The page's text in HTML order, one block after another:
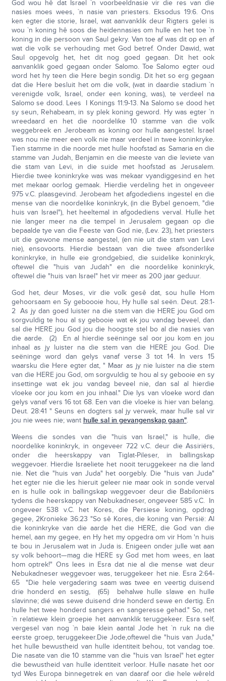
God wou hê dat Israel `n voorbeeldnasie vir die res van die
nasies moes wees, `n nasie van priesters. Eksodus 19:6. Ons
ken egter die storie, Israel, wat aanvanklik deur Rigters gelei is
wou `n koning hê soos die heidennasies om hulle en het toe `n
koning in die persoon van Saul gekry. Van toe af was dit op en af
wat die volk se verhouding met God betref. Onder Dawid, wat
Saul opgevolg het, het dit nog goed gegaan. Dit het ook
aanvanklik goed gegaan onder Salomo. Toe Salomo egter oud
word het hy teen die Here begin sondig. Dit het so erg gegaan
dat die Here besluit het om die volk, (wat in daardie stadium `n
verenigde volk, Israel, onder een koning, was), te verdeel na
Salomo se dood. Lees I Konings 11:9-13. Na Salomo se dood het
sy seun, Rehabeam, in sy plek koning geword. Hy was egter `n
wreedaard en het die noordelike 10 stamme van die volk
weggebreek en Jerobeam as koning oor hulle aangestel. Israel
was nou nie meer een volk nie maar verdeel in twee koninkryke.
Tien stamme in die noorde met hulle hoofstad as Samaria en die
stamme van Judah, Benjamin en die meeste van die leviete van
die stam van Levi, in die suide met hoofstad as Jerusalem.
Hierdie twee koninkryke was was mekaar vyandiggesind en het
met mekaar oorlog gemaak. Hierdie verdeling het in ongeveer
975 v.C. plaasgevind. Jerobeam het afgodediens ingestel en die
mense van die noordelike koninkryk, (in die Bybel genoem, "die
huis van Israel"), het heeltemal in afgodediens verval. Hulle het
nie langer meer na die tempel in Jerusalem gegaan op die
bepaalde tye van die Feeste van God nie, (Lev. 23), het priesters
uit die gewone mense aangestel, (en nie uit die stam van Levi
nie), ensovoorts. Hierdie bestaan van die twee afsonderlike
koninkryke, in hulle eie grondgebied, die suidelike koninkryk,
oftewel die "huis van Judah" en die noordelike koninkryk,
oftewel die "huis van Israel" het vir meer as 200 jaar geduur.
God het, deur Moses, vir die volk gesê dat, sou hulle Hom
gehoorsaam en Sy geboooie hou, Hy hulle sal seën. Deut. 28:1-
2 As jy dan goed luister na die stem van die HERE jou God om
sorgvuldig te hou al sy gebooie wat ek jou vandag beveel, dan
sal die HERE jou God jou die hoogste stel bo al die nasies van
die aarde. (2) En al hierdie seëninge sal oor jou kom en jou
inhaal as jy luister na die stem van die HERE jou God. Die
seëninge word dan gelys vanaf verse 3 tot 14. In vers 15
waarsku die Here egter dat, " Maar as jy nie luister na die stem
van die HERE jou God, om sorgvuldig te hou al sy gebooie en sy
insettinge wat ek jou vandag beveel nie, dan sal al hierdie
vloeke oor jou kom en jou inhaal." Die lys van vloeke word dan
gelys vanaf vers 16 tot 68. Een van die vloeke is hier van belang.
Deut. 28:41 " Seuns en dogters sal jy verwek, maar hulle sal vir
jou nie wees nie; want hulle sal in gevangenskap gaan".
Weens die sondes van die "huis van Israel," is hulle, die
noordelike koninkryk, in ongeveer 722 v.C. deur die Assiriërs,
onder die heerskappy van Tiglat-Pileser, in ballingskap
weggevoer. Hierdie Israeliete het nooit teruggekeer na die land
nie. Net die "huis van Juda" het oorgebly. Die "huis van Juda"
het egter nie die les hieruit geleer nie maar ook in sonde verval
en is hulle ook in ballingskap weggevoer deur die Babiloniërs
tydens die heerskappy van Nebukadneser, ongeveer 585 v.C. In
ongeveer 538 v.C. het Kores, die Persiese koning, opdrag
gegee, 2Kronieke 36:23 "So sê Kores, die koning van Persië: Al
die koninkryke van die aarde het die HERE, die God van die
hemel, aan my gegee, en Hy het my opgedra om vir Hom 'n huis
te bou in Jerusalem wat in Juda is. Enigeen onder julle wat aan
sy volk behoort—mag die HERE sy God met hom wees, en laat
hom optrek!" Ons lees in Esra dat nie al die mense wat deur
Nebukadneser weggevoer was, teruggekeer het nie. Esra 2:64-
65 "Die hele vergadering saam was twee en veertig duisend
drie honderd en sestig, (65) behalwe hulle slawe en hulle
slavinne; dié was sewe duisend drie honderd sewe en dertig. En
hulle het twee honderd sangers en sangeresse gehad." So, net
`n relatiewe klein groepie het aanvanklik teruggekeer. Esra self,
vergesel van nog `n baie klein aantal Jode het `n ruk na die
eerste groep, teruggekeer.Die Jode,oftewel die "huis van Juda,"
het hulle bewustheid van hulle identiteit behou, tot vandag toe.
Die nasate van die 10 stamme van die "huis van Israel" het egter
die bewustheid van hulle identiteit verloor. Hulle nasate het oor
tyd Wes Europa binnegetrek en van daaraf oor die hele wêreld